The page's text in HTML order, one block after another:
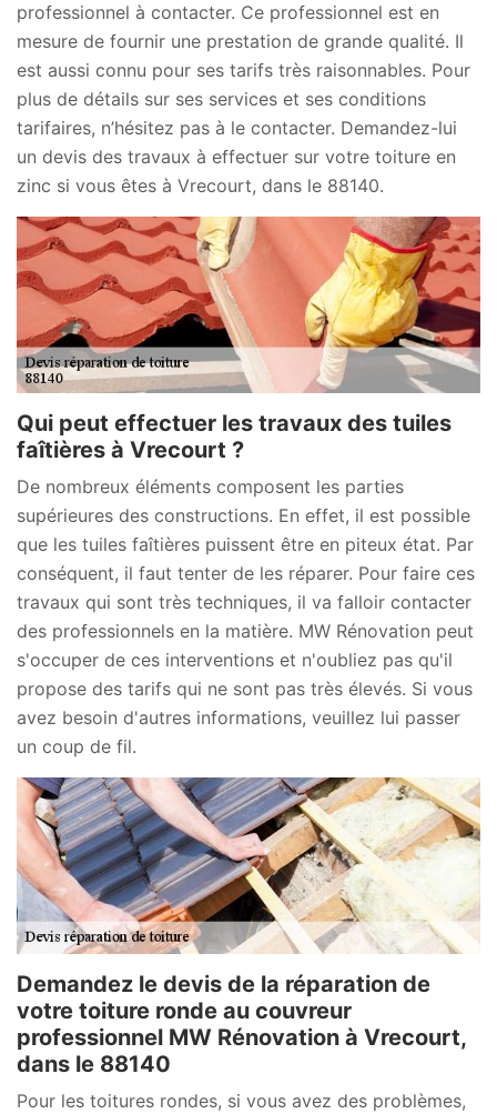
professionnel à contacter. Ce professionnel est en
mesure de fournir une prestation de grande qualité. Il
est aussi connu pour ses tarifs très raisonnables. Pour
plus de détails sur ses services et ses conditions
tarifaires, n’hésitez pas à le contacter. Demandez-lui
un devis des travaux à effectuer sur votre toiture en
zinc si vous êtes à Vrecourt, dans le 88140.
Qui peut effectuer les travaux des tuiles
faîtières à Vrecourt ?
De nombreux éléments composent les parties
supérieures des constructions. En effet, il est possible
que les tuiles faîtières puissent être en piteux état. Par
conséquent, il faut tenter de les réparer. Pour faire ces
travaux qui sont très techniques, il va falloir contacter
des professionnels en la matière. MW Rénovation peut
s'occuper de ces interventions et n'oubliez pas qu'il
propose des tarifs qui ne sont pas très élevés. Si vous
avez besoin d'autres informations, veuillez lui passer
un coup de fil.
Demandez le devis de la réparation de
votre toiture ronde au couvreur
professionnel MW Rénovation à Vrecourt,
dans le 88140
Pour les toitures rondes, si vous avez des problèmes,